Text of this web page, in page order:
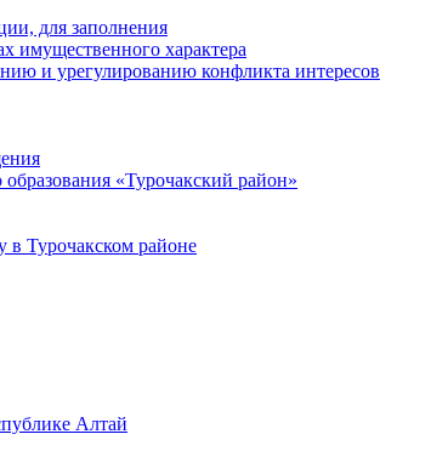
для заполнения
имущественного характера
и урегулированию конфликта интересов
«Турочакский район»
в Турочакском районе
Алтай